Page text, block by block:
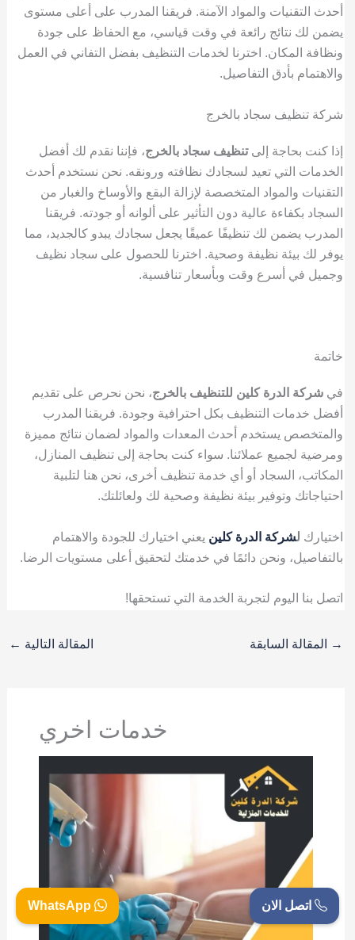
أحدث التقنيات والمواد الآمنة. فريقنا المدرب على أعلى مستوى
يضمن لك نتائج رائعة في وقت قياسي، مع الحفاظ على جودة
ونظافة المكان. اخترنا لخدمات التنظيف بفضل التفاني في العمل
والاهتمام بأدق التفاصيل.
شركة تنظيف سجاد بالخرج
إذا كنت بحاجة إلىتنظيف سجاد بالخرج، فإننا نقدم لك أفضل
الخدمات التي تعيد لسجادك نظافته ورونقه. نحن نستخدم أحدث
التقنيات والمواد المتخصصة لإزالة البقع والأوساخ والغبار من
السجاد بكفاءة عالية دون التأثير على ألوانه أو جودته. فريقنا
المدرب يضمن لك تنظيفًا عميقًا يجعل سجادك يبدو كالجديد، مما
يوفر لك بيئة نظيفة وصحية. اخترنا للحصول على سجاد نظيف
وجميل في أسرع وقت وبأسعار تنافسية.
خاتمة
في شركة الدرة كلين للتنظيف بالخرج، نحن نحرص على تقديم
أفضل خدمات التنظيف بكل احترافية وجودة. فريقنا المدرب
والمتخصص يستخدم أحدث المعدات والمواد لضمان نتائج مميزة
ومرضية لجميع عملائنا. سواء كنت بحاجة إلى تنظيف المنازل،
المكاتب، السجاد أو أي خدمة تنظيف أخرى، نحن هنا لتلبية
احتياجاتك وتوفير بيئة نظيفة وصحية لك ولعائلتك.
اختيارك لشركة الدرة كلين يعني اختيارك للجودة والاهتمام
بالتفاصيل، ونحن دائمًا في خدمتك لتحقيق أعلى مستويات الرضا.
اتصل بنا اليوم لتجربة الخدمة التي تستحقها!
→ المقالة السابقة المقالة التالية ←
خدمات اخري
اتصل الان